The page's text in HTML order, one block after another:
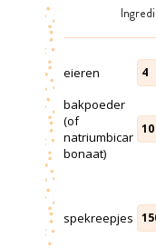
eieren 4
bakpoeder
(of
natriumbicar
bonaat)
10
spekreepjes